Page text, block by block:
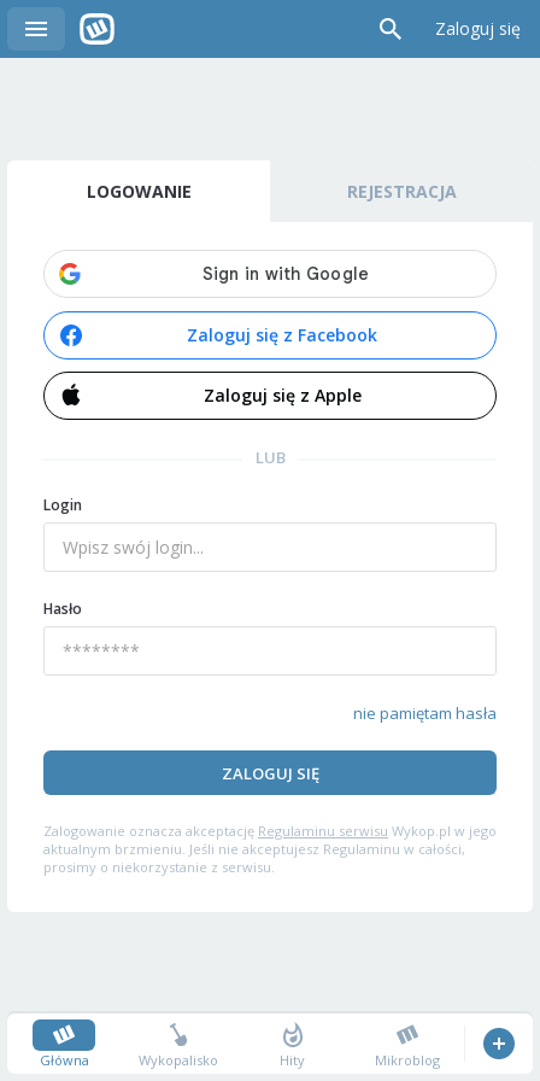
Zaloguj się
LOGOWANIE REJESTRACJA
Zaloguj się z Facebook
Zaloguj się z Apple
LUB
Login
Hasło
nie pamiętam hasła
ZALOGUJ SIĘ
Zalogowanie oznacza akceptację Regulaminu serwisu Wykop.pl w jego
aktualnym brzmieniu. Jeśli nie akceptujesz Regulaminu w całości,
prosimy o niekorzystanie z serwisu.
Główna Wykopalisko Hity Mikroblog